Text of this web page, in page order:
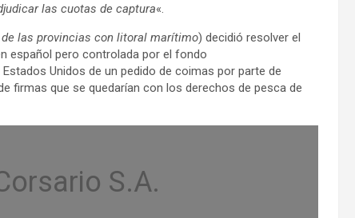
las cuotas de captura«.
las provincias con litoral marítimo) decidió resolver el
español pero controlada por el fondo
Unidos de un pedido de coimas por parte de
firmas que se quedarían con los derechos de pesca de
S.A.